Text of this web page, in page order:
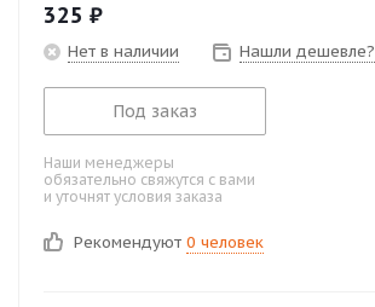
325 ₽
Нет в наличии Нашли дешевле?
Под заказ
Наши менеджеры
обязательно свяжутся с вами
и уточнят условия заказа
Рекомендуют 0 человек